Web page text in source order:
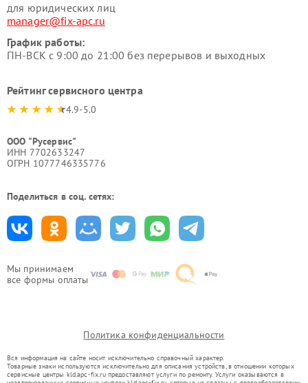
Мы принимаем
все формы оплаты
для юридических лиц
manager@fix-apc.ru
График работы:
ПН-ВСК с 9:00 до 21:00 без перерывов и выходных
Рейтинг сервисного центра
4.9-5.0
ООО "Русервис"
ИНН 7702633247
ОГРН 1077746335776
Поделиться в соц. сетях:
Политика конфиденциальности
Вся информация на сайте носит исключительно справочный характер.
Товарные знаки используются исключительно для описания устройств, в отношении которых
сервисные центры kld.apc-fix.ru предоставляют услуги по ремонту. Услуги оказываются в